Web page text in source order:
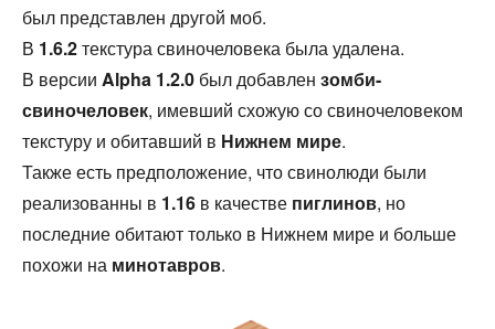
был представлен другой моб.
В 1.6.2текстура свиночеловека была удалена.
В версии Alpha 1.2.0 был добавлен зомби-
свиночеловек, имевший схожую со свиночеловеком
текстуру и обитавший в Нижнем мире.
Также есть предположение, что свинолюди были
реализованны в 1.16 в качестве пиглинов, но
последние обитают только в Нижнем мире и больше
похожи на минотавров.